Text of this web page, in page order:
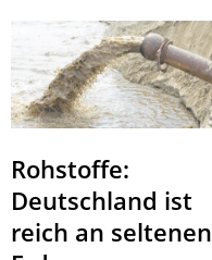
Rohstoffe:
Deutschland ist
reich an seltenen